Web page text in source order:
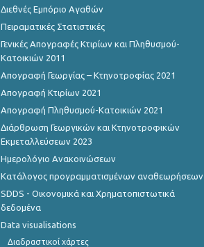
Μαΐου 2023
Μαρτίου 2023
Ιανουαρίου 2023
Δεκεμβρίου 2022
Νοεμβρίου 2022
Σεπτεμβρίου 2022
Αυγούστου 2022
Διεθνές Εμπόριο Αγαθών
Πειραματικές Στατιστικές
Γενικές Απογραφές Κτιρίων και Πληθυσμού-
Κατοικιών 2011
Απογραφή Γεωργίας – Κτηνοτροφίας 2021
Απογραφή Κτιρίων 2021
Απογραφή Πληθυσμού-Κατοικιών 2021
Διάρθρωση Γεωργικών και Κτηνοτροφικών
Εκμεταλλεύσεων 2023
Ημερολόγιο Ανακοινώσεων
Κατάλογος προγραμματισμένων αναθεωρήσεων
SDDS - Οικονομικά και Χρηματοπιστωτικά
δεδομένα
Data visualisations
Διαδραστικοί χάρτες